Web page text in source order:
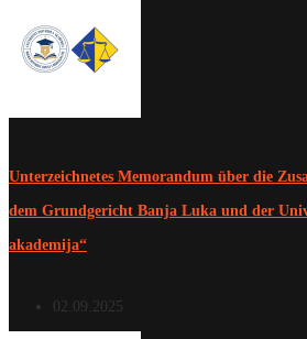
Unterzeichnetes Memorandum über die
dem Grundgericht Banja Luka und der
akademija“
02.09.2025